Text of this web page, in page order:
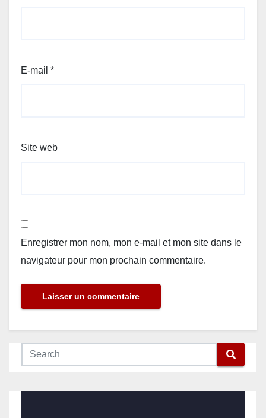
E-mail *
Site web
Enregistrer mon nom, mon e-mail et mon site dans le
navigateur pour mon prochain commentaire.